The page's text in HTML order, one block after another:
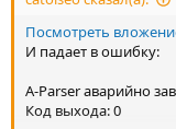
Посмотреть
И падает в ошибку:
A-Parser аварийно
Код выхода: 0